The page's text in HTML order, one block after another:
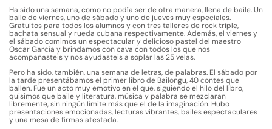
Ha sido una semana, como no podía ser de otra manera, llena de baile. Un
baile de viernes, uno de sábado y uno de jueves muy especiales.
Gratuitos para todos los alumnos y con tres talleres de rock triple,
bachata sensual y rueda cubana respectivamente. Además, el viernes y
el sábado comimos un espectacular y delicioso pastel del maestro
Oscar García y brindamos con cava con todos los que nos
acompañasteis y nos ayudasteis a soplar las 25 velas.
Pero ha sido, también, una semana de letras, de palabras. El sábado por
la tarde presentábamos el primer libro de Bailongu,40 contes que
ballen. Fue un acto muy emotivo en el que, siguiendo el hilo del libro,
quisimos que baile y literatura, música y palabra se mezclaran
libremente, sin ningún límite más que el de la imaginación. Hubo
presentaciones emocionadas, lecturas vibrantes, bailes espectaculares
y una mesa de firmas atestada.